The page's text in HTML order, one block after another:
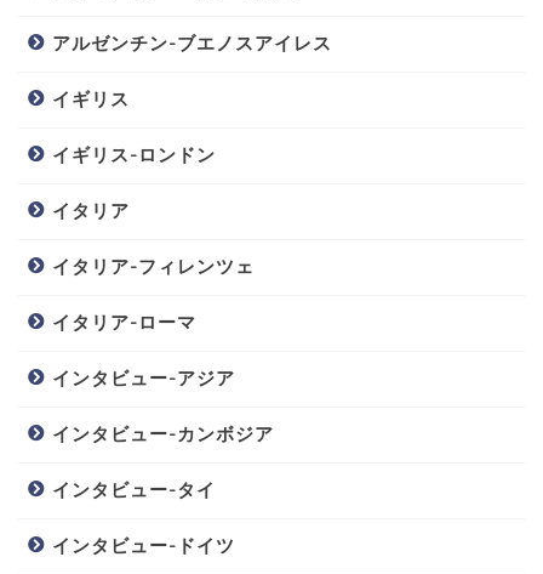
アルゼンチン-ブエノスアイレス
イギリス
イギリス-ロンドン
イタリア
イタリア-フィレンツェ
イタリア-ローマ
インタビュー-アジア
インタビュー-カンボジア
インタビュー-タイ
インタビュー-ドイツ